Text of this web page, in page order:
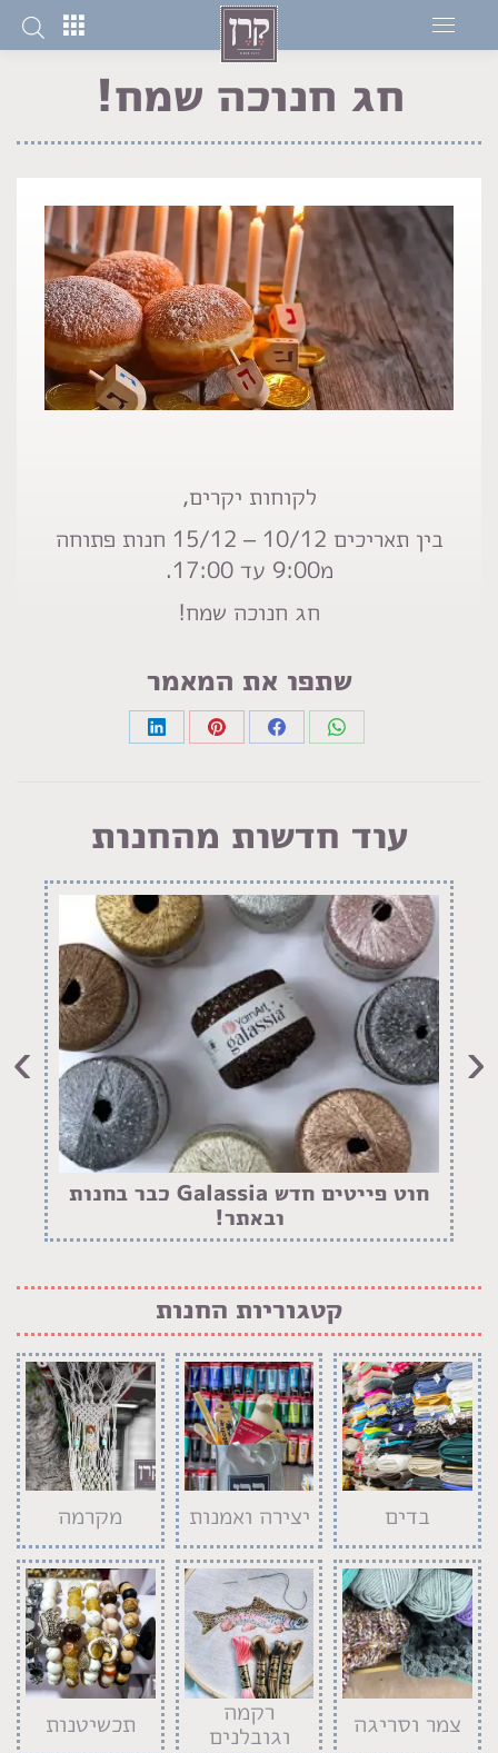
חג חנוכה שמח!
לקוחות יקרים,
בין תאריכים 10/12 – 15/12 חנות פתוחה
מ9:00 עד 17:00.
חג חנוכה שמח!
שתפו את המאמר
Share
Share
Share
Share
עוד חדשות מהחנות
חוט פייטים חדש Galassia כבר בחנות
ובאתר!
‹
›
קטגוריות החנות
בדים יצירה ואמנות מקרמה
צמר וסריגה רקמה
וגובלנים תכשיטנות